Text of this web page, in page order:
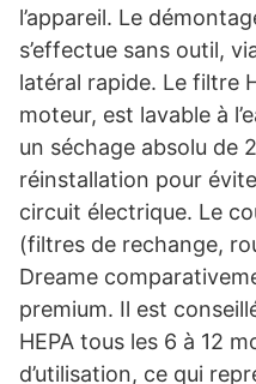
l’appareil. Le
s’effectue sans outil,
latéral rapide. Le filtre
moteur, est lavable à
un séchage absolu de
réinstallation pour
circuit électrique. Le
(filtres de rechange,
Dreame
premium. Il est
HEPA tous les 6 à 12
d’utilisation, ce qui